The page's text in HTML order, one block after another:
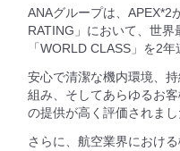
ANAグループは、APEX*2
RATING」において、世
「WORLD CLASS」を2
安心で清潔な機内環境、
組み、そしてあらゆるお
の提供が高く評価されまし
さらに、航空業界におけ